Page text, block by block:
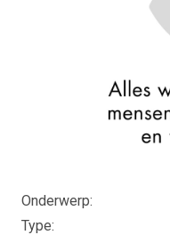
Onderwerp
Type